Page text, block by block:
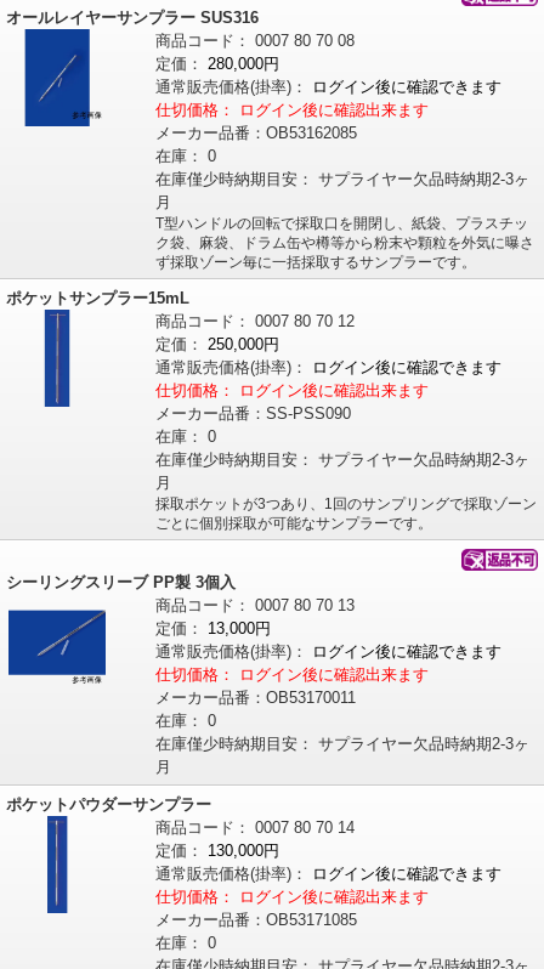
オールレイヤーサンプラー SUS316
商品コード： 0007 80 70 08
定価： 280,000円
通常販売価格(掛率)：
ログイン後に確認できます
仕切価格：
ログイン後に確認出来ます
メーカー品番： OB53162085
在庫： 0
在庫僅少時納期目安： サプライヤー欠品時納期2-3ヶ
月
T型ハンドルの回転で採取口を開閉し、紙袋、プラスチッ
ク袋、麻袋、ドラム缶や樽等から粉末や顆粒を外気に曝さ
ず採取ゾーン毎に一括採取するサンプラーです。
ポケットサンプラー15mL
商品コード： 0007 80 70 12
定価： 250,000円
通常販売価格(掛率)：
ログイン後に確認できます
仕切価格：
ログイン後に確認出来ます
メーカー品番： SS-PSS090
在庫： 0
在庫僅少時納期目安： サプライヤー欠品時納期2-3ヶ
月
採取ポケットが3つあり、1回のサンプリングで採取ゾーン
ごとに個別採取が可能なサンプラーです。
シーリングスリーブ PP製 3個入
商品コード： 0007 80 70 13
定価：
13,000円
通常販売価格(掛率)：
ログイン後に確認できます
仕切価格：
ログイン後に確認出来ます
メーカー品番： OB53170011
在庫： 0
在庫僅少時納期目安： サプライヤー欠品時納期2-3ヶ
月
ポケットパウダーサンプラー
商品コード： 0007 80 70 14
定価：
130,000円
通常販売価格(掛率)：
ログイン後に確認できます
仕切価格：
ログイン後に確認出来ます
メーカー品番： OB53171085
在庫： 0